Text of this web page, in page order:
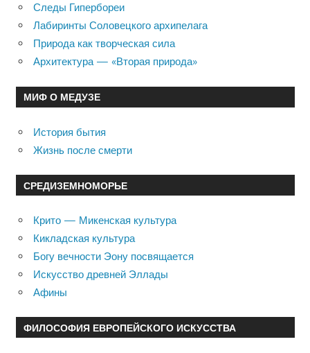
Следы Гипербореи
Лабиринты Соловецкого архипелага
Природа как творческая сила
Архитектура — «Вторая природа»
МИФ О МЕДУЗЕ
История бытия
Жизнь после смерти
СРЕДИЗЕМНОМОРЬЕ
Крито — Микенская культура
Кикладская культура
Богу вечности Эону посвящается
Искусство древней Эллады
Афины
ФИЛОСОФИЯ ЕВРОПЕЙСКОГО ИСКУССТВА